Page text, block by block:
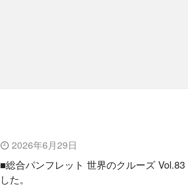
2026年6月29日
■総合パンフレット 世界のクルーズ
した。